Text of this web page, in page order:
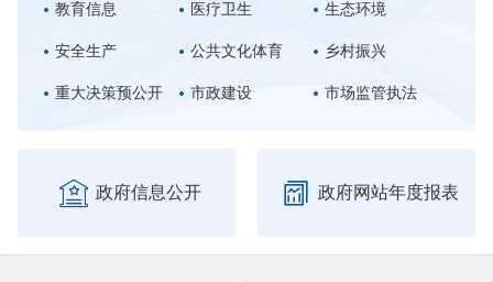
教育信息 医疗卫生 生态环境
安全生产 公共文化体育 乡村振兴
重大决策预公开 市政建设 市场监管执法
 政府信息公开  政府网站年度报表